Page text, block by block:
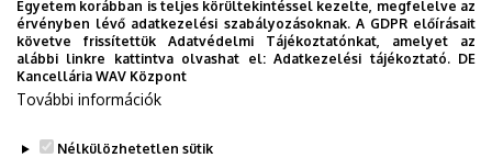
én, szombaton 11 órától tartja nyári diplomaosztó
ünnepségét a Főépület Díszudvarán. A Multimédia
és E-learning Technikai Központ a youtube-on
élőben közvetíti az oklevélátadót.
ÜNNEPSÉG, DIPLOMAOSZTÓ
Egyetem korábban is teljes körültekintéssel kezelte, megfelelve az
érvényben lévő adatkezelési szabályozásoknak. A GDPR előírásait
követve frissítettük Adatvédelmi Tájékoztatónkat, amelyet az
alábbi linkre kattintva olvashat el:Adatkezelési tájékoztató. DE
Kancellária WAV Központ
További információk
Nélkülözhetetlen sütik